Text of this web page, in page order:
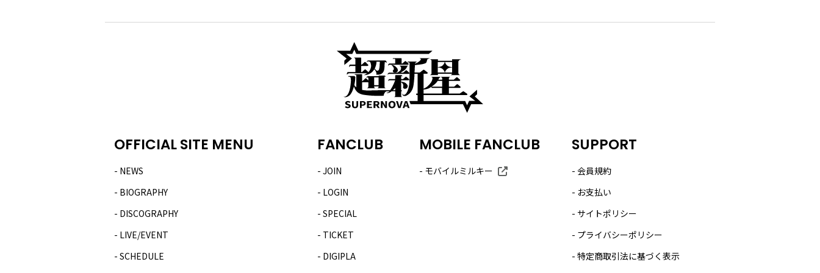
OFFICIAL SITE MENU
NEWS
BIOGRAPHY
DISCOGRAPHY
LIVE/EVENT
SCHEDULE
FANCLUB
JOIN
LOGIN
SPECIAL
TICKET
DIGIPLA
MOBILE FANCLUB
モバイルミルキー
SUPPORT
会員規約
お支払い
サイトポリシー
プライバシーポリシー
特定商取引法に基づく表示